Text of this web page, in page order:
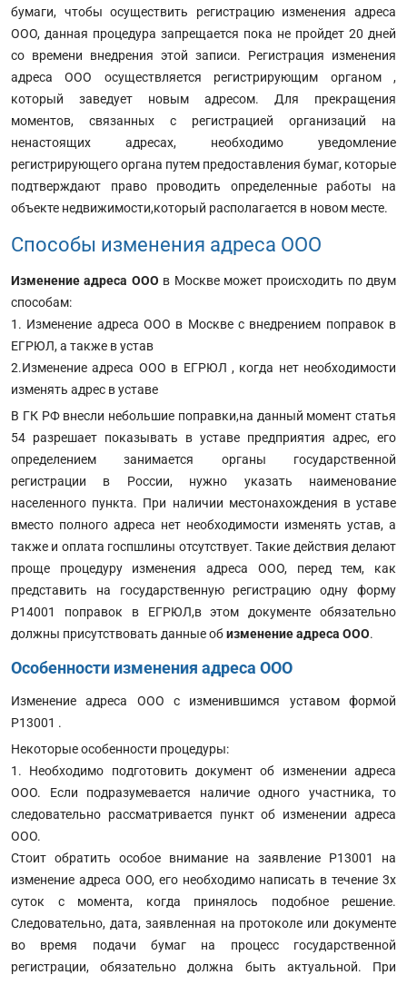
бумаги, чтобы осуществить регистрацию изменения адреса
ООО, данная процедура запрещается пока не пройдет 20 дней
со времени внедрения этой записи. Регистрация изменения
адреса ООО осуществляется регистрирующим органом ,
который заведует новым адресом. Для прекращения
моментов, связанных с регистрацией организаций на
ненастоящих адресах, необходимо уведомление
регистрирующего органа путем предоставления бумаг, которые
подтверждают право проводить определенные работы на
объекте недвижимости,который располагается в новом месте.
Способы изменения адреса ООО
Изменение адреса ООО в Москве может происходить по двум
способам:
1. Изменение адреса ООО в Москве с внедрением поправок в
ЕГРЮЛ, а также в устав
2.Изменение адреса ООО в ЕГРЮЛ , когда нет необходимости
изменять адрес в уставе
В ГК РФ внесли небольшие поправки,на данный момент статья
54 разрешает показывать в уставе предприятия адрес, его
определением занимается органы государственной
регистрации в России, нужно указать наименование
населенного пункта. При наличии местонахождения в уставе
вместо полного адреса нет необходимости изменять устав, а
также и оплата госпшлины отсутствует. Такие действия делают
проще процедуру изменения адреса ООО, перед тем, как
представить на государственную регистрацию одну форму
Р14001 поправок в ЕГРЮЛ,в этом документе обязательно
должны присутствовать данные обизменение адреса ООО.
Особенности изменения адреса ООО
Изменение адреса ООО с изменившимся уставом формой
Р13001 .
Некоторые особенности процедуры:
1. Необходимо подготовить документ об изменении адреса
ООО. Если подразумевается наличие одного участника, то
следовательно рассматривается пункт об изменении адреса
ООО.
Стоит обратить особое внимание на заявление Р13001 на
изменение адреса ООО, его необходимо написать в течение 3х
суток с момента, когда принялось подобное решение.
Следовательно, дата, заявленная на протоколе или документе
во время подачи бумаг на процесс государственной
регистрации, обязательно должна быть актуальной. При